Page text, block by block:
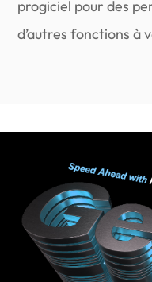
progiciel pour des
d’autres fonctions à